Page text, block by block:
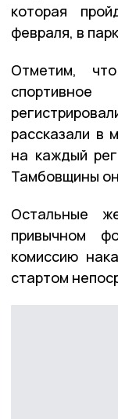
которая
февраля, в
Отметим,
рассказали в
на каждый
Тамбовщины
Остальные
привычном
комиссию
стартом